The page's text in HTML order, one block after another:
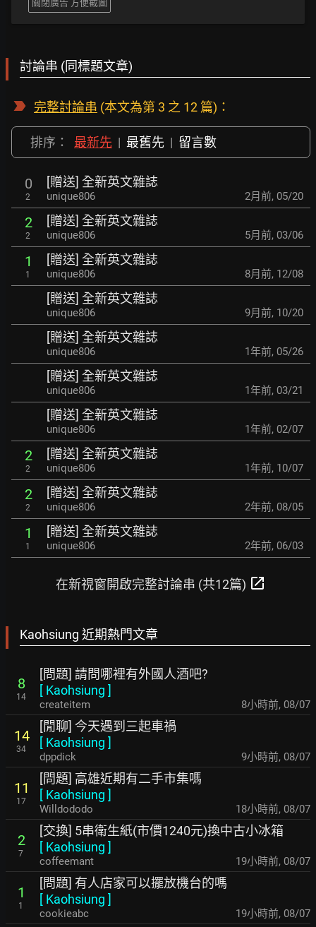
關閉廣告 方便截圖
討論串 (同標題文章)
完整討論串 (本文為第 3 之 12 篇)：
排序： 最新先 | 最舊先 | 留言數
0
2
[贈送] 全新英文雜誌
unique806 2月前, 05/20
2
2
[贈送] 全新英文雜誌
unique806 5月前, 03/06
1
1
[贈送] 全新英文雜誌
unique806 8月前, 12/08
[贈送] 全新英文雜誌
unique806 9月前, 10/20
[贈送] 全新英文雜誌
unique806 1年前, 05/26
[贈送] 全新英文雜誌
unique806 1年前, 03/21
[贈送] 全新英文雜誌
unique806 1年前, 02/07
2
2
[贈送] 全新英文雜誌
unique806 1年前, 10/07
2
2
[贈送] 全新英文雜誌
unique806 2年前, 08/05
1
1
[贈送] 全新英文雜誌
unique806 2年前, 06/03
在新視窗開啟完整討論串 (共12篇) open_in_new
Kaohsiung 近期熱門文章
8
14
[問題] 請問哪裡有外國人酒吧?
[ Kaohsiung ]
createitem 8小時前, 08/07
14
34
[閒聊] 今天遇到三起車禍
[ Kaohsiung ]
dppdick 9小時前, 08/07
11
17
[問題] 高雄近期有二手市集嗎
[ Kaohsiung ]
Willdododo 18小時前, 08/07
2
7
[交換] 5串衛生紙(市價1240元)換中古小冰箱
[ Kaohsiung ]
coffeemant 19小時前, 08/07
1
1
[問題] 有人店家可以擺放機台的嗎
[ Kaohsiung ]
cookieabc 19小時前, 08/07